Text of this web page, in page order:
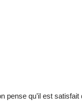
qu’il est